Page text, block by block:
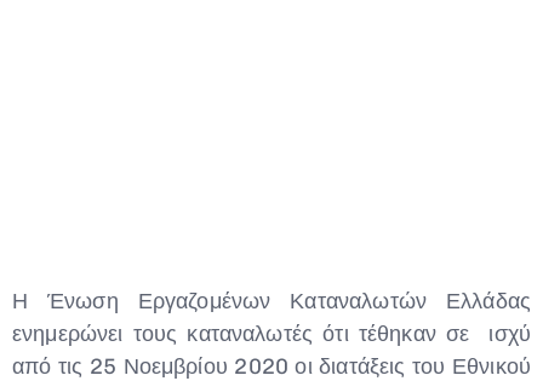
Η Ένωση Εργαζομένων Καταναλωτών Ελλάδας
ενημερώνει τους καταναλωτές ότι τέθηκαν σε ισχύ
από τις 25 Νοεμβρίου 2020 οι διατάξεις του Εθνικού